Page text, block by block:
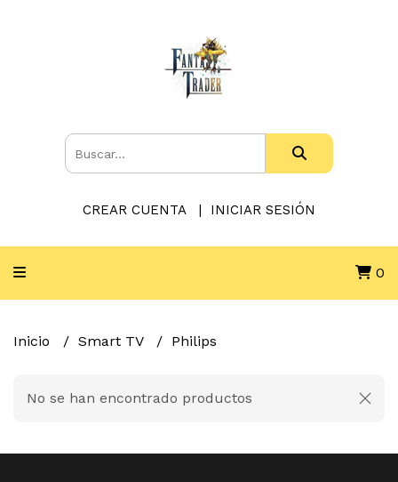
CREAR CUENTA INICIAR SESIÓN
0
Inicio Smart TV Philips
No se han encontrado productos